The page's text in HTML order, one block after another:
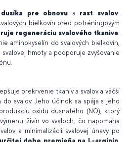
pre obnovu a rast svalov.
bielkovín pred potréningovým
regeneráciu svalového tkaniva.
aminokyselín do svalových bielkovín,
hmoty a podporuje zvyšovanie
prekrvenie tkanív a svalov a väčší
svalov. Jeho účinok sa spája s jeho
oxidu dusnatého (NO), ktorý
živín vo svaloch, čo napomáha
a minimalizácii svalovej únavy po